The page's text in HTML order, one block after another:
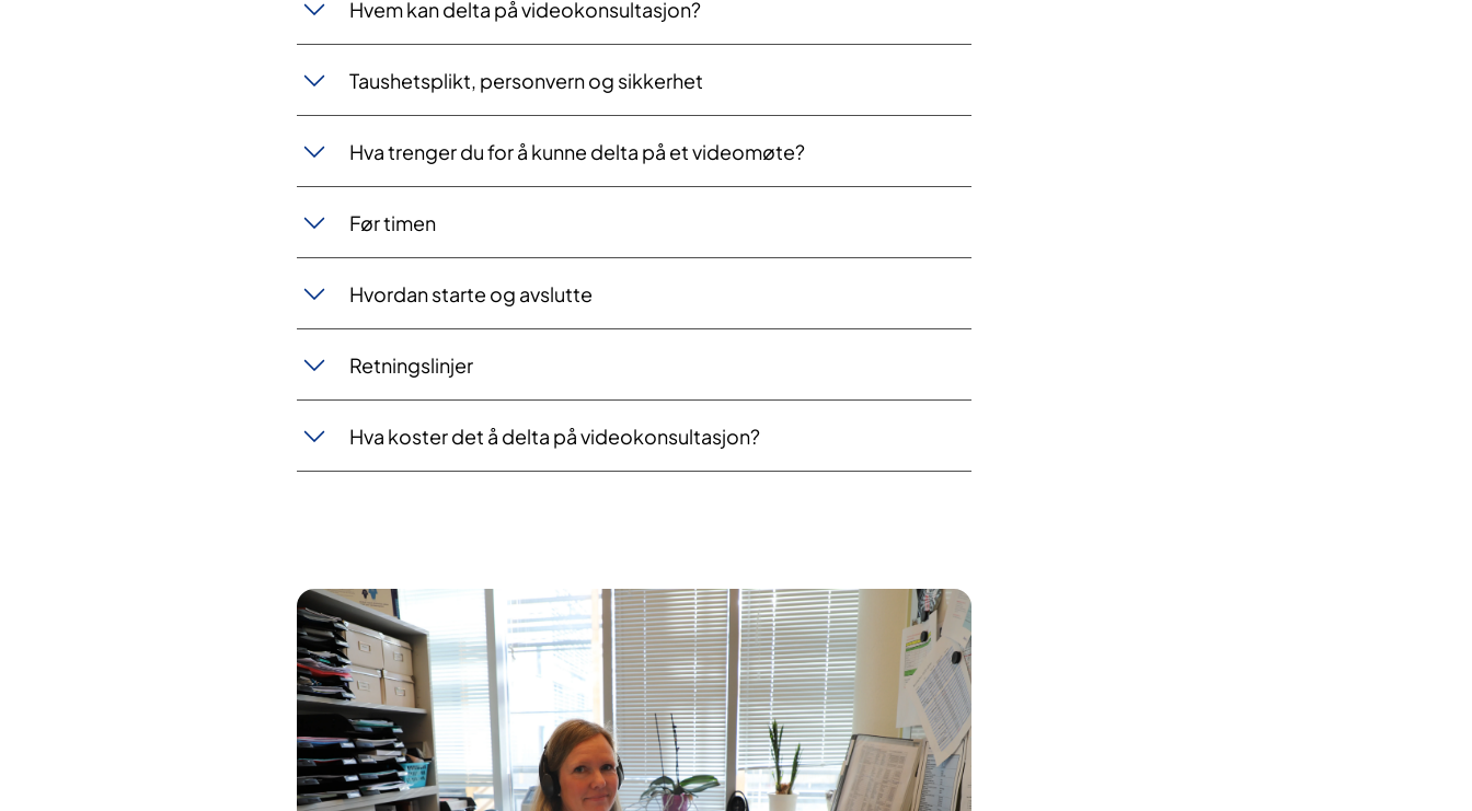
Hvem kan delta på videokonsultasjon?
Taushetsplikt, personvern og sikkerhet
​Hva trenger du for å kunne delta på et videomøte?
Før timen​​
Hvordan starte og avslutte​
Retningslinjer
Hva koster det å delta på videokonsultasjon?